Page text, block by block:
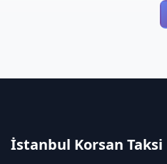
İstanbul Korsan Taksi